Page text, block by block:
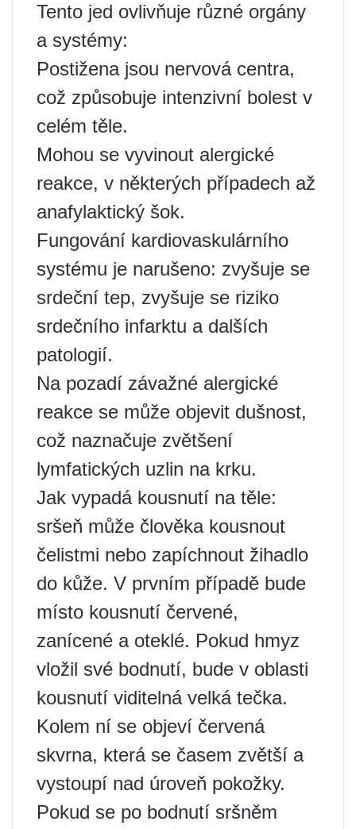
Tento jed ovlivňuje různé orgány
a systémy:
Postižena jsou nervová centra,
což způsobuje intenzivní bolest v
celém těle.
Mohou se vyvinout alergické
reakce, v některých případech až
anafylaktický šok.
Fungování kardiovaskulárního
systému je narušeno: zvyšuje se
srdeční tep, zvyšuje se riziko
srdečního infarktu a dalších
patologií.
Na pozadí závažné alergické
reakce se může objevit dušnost,
což naznačuje zvětšení
lymfatických uzlin na krku.
Jak vypadá kousnutí na těle:
sršeň může člověka kousnout
čelistmi nebo zapíchnout žihadlo
do kůže. V prvním případě bude
místo kousnutí červené,
zanícené a oteklé. Pokud hmyz
vložil své bodnutí, bude v oblasti
kousnutí viditelná velká tečka.
Kolem ní se objeví červená
skvrna, která se časem zvětší a
vystoupí nad úroveň pokožky.
Pokud se po bodnutí sršněm